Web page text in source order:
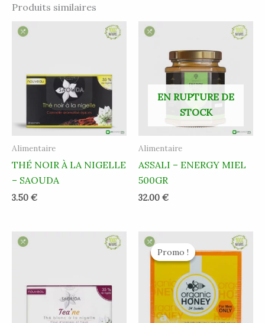
Produits similaires
Alimentaire
THÉ NOIR À LA NIGELLE
– SAOUDA
3.50 €
EN RUPTURE DE
STOCK
Alimentaire
ASSALI – ENERGY MIEL
500GR
32.00 €
Promo !
Promo !
initial
79.90 €.
actuel
59.90 €.